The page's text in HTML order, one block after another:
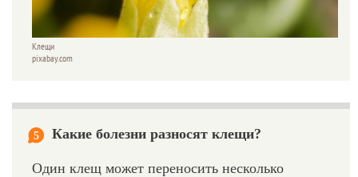
Клещи
pixabay.com
5 Какие болезни разносят клещи?
Один клещ может переносить несколько